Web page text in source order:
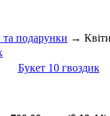
та подарунки →
Букет 10 гвоздик